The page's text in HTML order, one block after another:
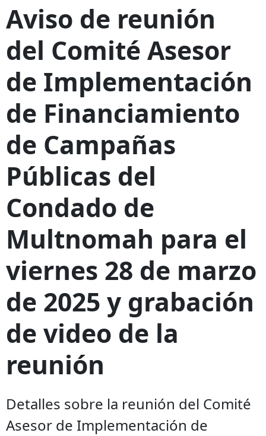
Aviso de reunión
del Comité Asesor
de Implementación
de Financiamiento
de Campañas
Públicas del
Condado de
Multnomah para el
viernes 28 de marzo
de 2025 y grabación
de video de la
reunión
Detalles sobre la reunión del Comité
Asesor de Implementación de